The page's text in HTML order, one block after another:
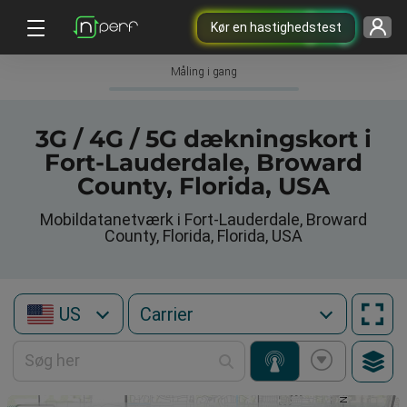
Kør en hastighedstest
Måling i gang
3G / 4G / 5G dækningskort i
Fort-Lauderdale, Broward
County, Florida, USA
Mobildatanetværk i Fort-Lauderdale, Broward
County, Florida, Florida, USA
US